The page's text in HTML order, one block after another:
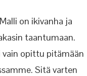
on ikivanha ja
taantumaan.
opittu pitämään
Sitä varten